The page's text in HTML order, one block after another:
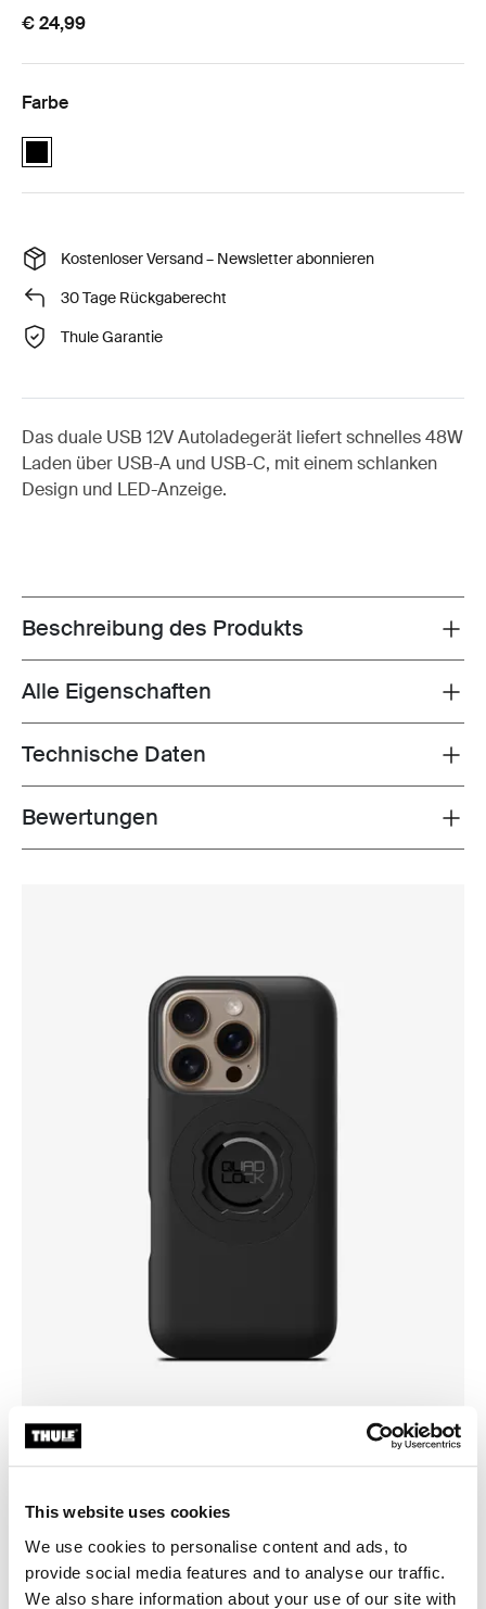
This website uses cookies
We use cookies to personalise content and ads, to
provide social media features and to analyse our traffic.
We also share information about your use of our site with
€ 24,99
Farbe
Quad Lock dual car charger Schwarz (selected)
Kostenloser Versand – Newsletter abonnieren
30 Tage Rückgaberecht
Thule Garantie
Das duale USB 12V Autoladegerät liefert schnelles 48W
Laden über USB-A und USB-C, mit einem schlanken
Design und LED-Anzeige.
Toggle overview
Beschreibung des Produkts
Toggle features
Alle Eigenschaften
Toggle techspec
Technische Daten
Toggle overview
Bewertungen
Wähle eine Hülle